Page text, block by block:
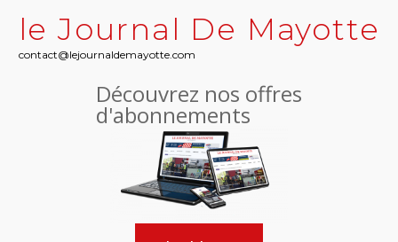
le Journal De Mayotte
contact@lejournaldemayotte.com
Découvrez nos offres
d'abonnements